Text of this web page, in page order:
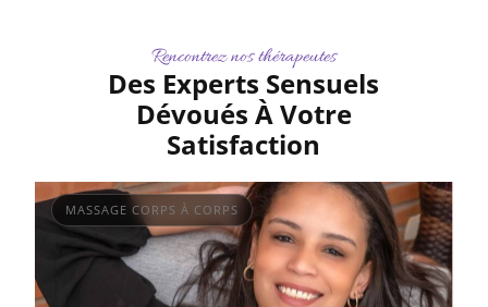
Rencontrez nos thérapeutes
Des Experts Sensuels
Dévoués À Votre
Satisfaction
MASSAGE CORPS À CORPS